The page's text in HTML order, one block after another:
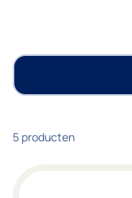
5 producten